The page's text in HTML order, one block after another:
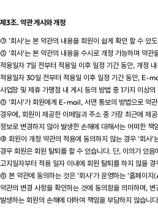
제3조. 약관 게시와 개정
① '회사'는 본 약관의 내용을 회원이 쉽게 확인 할 수 있
② '회사'는 본 약관의 내용을 수시로 개정 가능하며 약관
적용일자 7일 전부터 적용일 이후 일정 기간 동안, 개정
적용일자 30일 전부터 적용일 이후 일정 기간 동안, E-
사업장 및 제휴 가맹점 내 게시 등의 방법 중 1가지 이상
③ '회사'가 회원에게 E-mail, 서면 통보의 방법으로 약관
경우에, 회원이 제공한 이메일과 주소 중 가장 최근에 제
정보로 변경하지 않아 발생한 손해에 대해서는 어떠한 책
④ 회원이 개정 약관의 적용에 동의하지 않는 경우 '회사'
경우 회원은 회원 탈퇴를 할 수 있습니다. 단, 이의가 있
고지일자부터 적용 일자 이내에 회원 탈퇴를 하지 않을
⑤ 본 약관에 동의하는 것은 '회사'가 운영하는 '홈페이
약관의 변경 사항을 확인하는 것에 동의함을 의미하며,
발생하는 회원의 손해에 대하여 책임을 부담하지 않습니